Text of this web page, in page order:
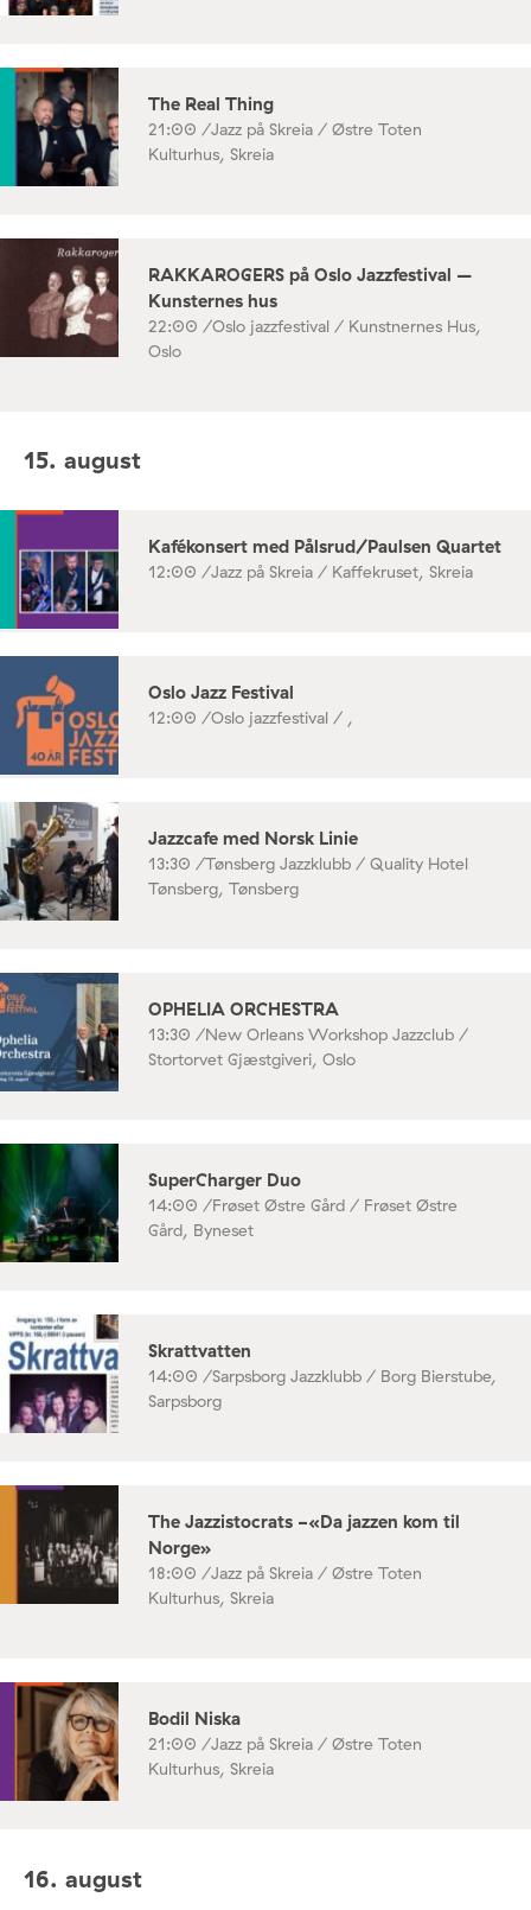
The Real Thing
21:00 /Jazz på Skreia / Østre Toten
Kulturhus, Skreia
RAKKAROGERS på Oslo Jazzfestival –
Kunsternes hus
22:00 /Oslo jazzfestival / Kunstnernes Hus,
Oslo
15. august
Kafékonsert med Pålsrud/Paulsen Quartet
12:00 /Jazz på Skreia / Kaffekruset, Skreia
Oslo Jazz Festival
12:00 /Oslo jazzfestival / ,
Jazzcafe med Norsk Linie
13:30 /Tønsberg Jazzklubb / Quality Hotel
Tønsberg, Tønsberg
OPHELIA ORCHESTRA
13:30 /New Orleans Workshop Jazzclub /
Stortorvet Gjæstgiveri, Oslo
SuperCharger Duo
14:00 /Frøset Østre Gård / Frøset Østre
Gård, Byneset
Skrattvatten
14:00 /Sarpsborg Jazzklubb / Borg Bierstube,
Sarpsborg
The Jazzistocrats -«Da jazzen kom til
Norge»
18:00 /Jazz på Skreia / Østre Toten
Kulturhus, Skreia
Bodil Niska
21:00 /Jazz på Skreia / Østre Toten
Kulturhus, Skreia
16. august